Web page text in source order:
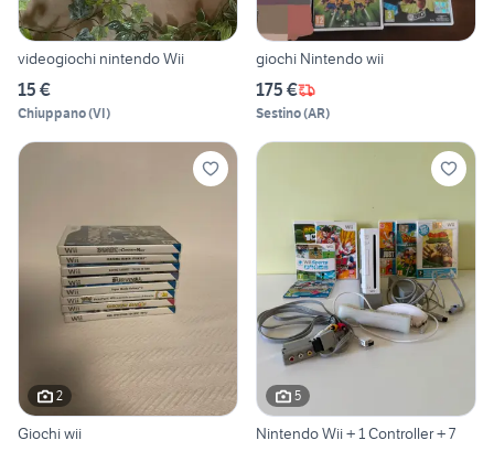
videogiochi nintendo Wii
15 €
Chiuppano(VI)
giochi Nintendo wii
175 €
Sestino(AR)
2
Giochi wii
5
Nintendo Wii + 1 Controller + 7